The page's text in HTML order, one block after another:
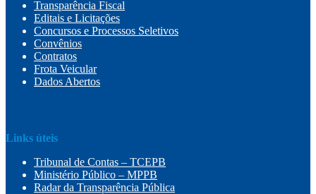
Transparência Fiscal
Editais e Licitações
Concursos e Processos Seletivos
Convênios
Contratos
Frota Veicular
Dados Abertos
Links úteis
Tribunal de Contas – TCEPB
Ministério Público – MPPB
Radar da Transparência Pública